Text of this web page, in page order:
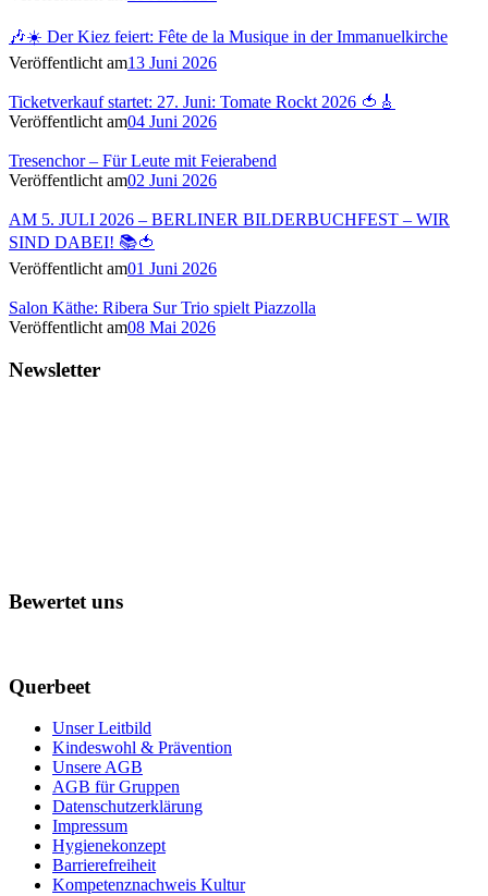
🎶☀️ Der Kiez feiert: Fête de la Musique in der Immanuelkirche
Veröffentlicht am13 Juni 2026
Ticketverkauf startet: 27. Juni: Tomate Rockt 2026 🍅🎸
Veröffentlicht am04 Juni 2026
Tresenchor – Für Leute mit Feierabend
Veröffentlicht am02 Juni 2026
AM 5. JULI 2026 – BERLINER BILDERBUCHFEST – WIR
SIND DABEI! 📚🍅
Veröffentlicht am01 Juni 2026
Salon Käthe: Ribera Sur Trio spielt Piazzolla
Veröffentlicht am08 Mai 2026
Newsletter
Bewertet uns
Querbeet
Unser Leitbild
Kindeswohl & Prävention
Unsere AGB
AGB für Gruppen
Datenschutzerklärung
Impressum
Hygienekonzept
Barrierefreiheit
Kompetenznachweis Kultur